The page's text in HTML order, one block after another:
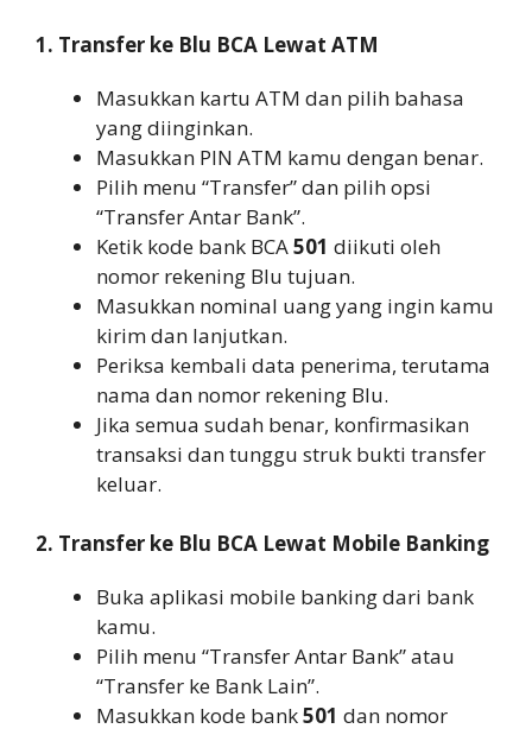
1. Transfer ke Blu BCA Lewat ATM
Masukkan kartu ATM dan pilih bahasa
yang diinginkan.
Masukkan PIN ATM kamu dengan benar.
Pilih menu “Transfer” dan pilih opsi
“Transfer Antar Bank”.
Ketik kode bank BCA501 diikuti oleh
nomor rekening Blu tujuan.
Masukkan nominal uang yang ingin kamu
kirim dan lanjutkan.
Periksa kembali data penerima, terutama
nama dan nomor rekening Blu.
Jika semua sudah benar, konfirmasikan
transaksi dan tunggu struk bukti transfer
keluar.
2. Transfer ke Blu BCA Lewat Mobile Banking
Buka aplikasi mobile banking dari bank
kamu.
Pilih menu “Transfer Antar Bank” atau
“Transfer ke Bank Lain”.
Masukkan kode bank501 dan nomor